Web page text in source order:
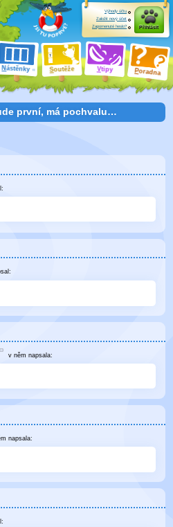
Nástěnky Soutěže Vtipy Poradna
Výhody účtu
Založit nový účet
Zapomenuté heslo?
Přihlásit
první, má pochvalu…
v němnapsala:
napsala: